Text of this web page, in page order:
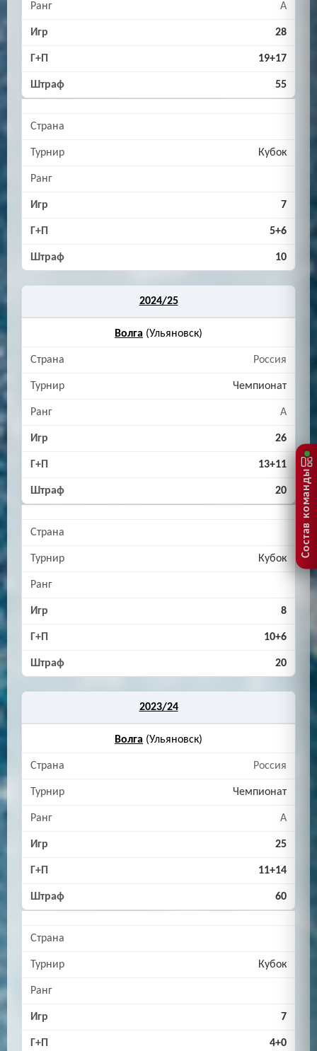
A
28
19+17
55
Кубок
7
5+6
10
2024/25
Волга (Ульяновск)
Россия
Чемпионат
A
26
13+11
20
Кубок
8
10+6
20
2023/24
Волга (Ульяновск)
Россия
Чемпионат
A
25
11+14
60
Кубок
7
4+0
Состав команды